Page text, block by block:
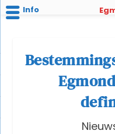
Info